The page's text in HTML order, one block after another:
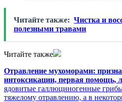
Читайте также: Чистка и
полезными травами
Читайте также
Отравление мухоморами:
интоксикации, первая помощь,
ядовитые галлюциногенные
тяжелому отравлению, а в